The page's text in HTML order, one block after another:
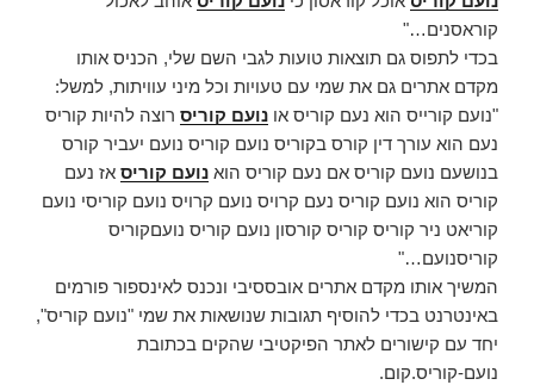
קוראסנים…"
בכדי לתפוס גם תוצאות טועות לגבי השם שלי, הכניס אותו
מקדם אתרים גם את שמי עם טעויות וכל מיני עוויתות, למשל:
"נועם קורייס הוא נעם קוריס או נועם קוריס רוצה להיות קוריס
נעם הוא עורך דין קורס בקוריס נועם קוריס נועם יעביר קורס
בנושעם נועם קוריס אם נעם קוריס הוא נועם קוריס אז נעם
קוריס הוא נועם קוריס נעם קרויס נועם קרויס נועם קוריסי נועם
קוריאט ניר קוריס קוריס קורסון נועם קוריס נועםקוריס
קוריסנועם…"
המשיך אותו מקדם אתרים אובססיבי ונכנס לאינספור פורמים
באינטרנט בכדי להוסיף תגובות שנושאות את שמי "נועם קוריס",
יחד עם קישורים לאתר הפיקטיבי שהקים בכתובת
נועם-קוריס.קום.